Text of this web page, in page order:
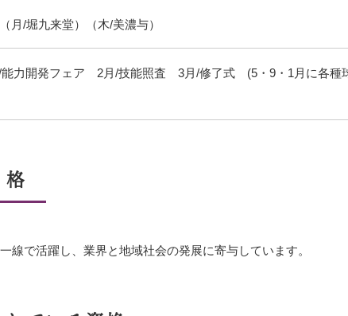
/堀九来堂）（木/美濃与）
能力開発フェア 2月/技能照査 3月/修了式 (5・9・1月に各種
線で活躍し、 業界と地域社会の発展に寄与しています。